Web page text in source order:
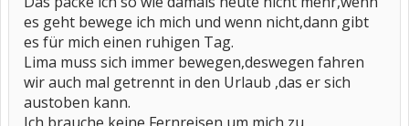
es geht bewege ich mich und wenn nicht,dann gibt
es für mich einen ruhigen Tag.
Lima muss sich immer bewegen,deswegen fahren
wir auch mal getrennt in den Urlaub ,das er sich
austoben kann.